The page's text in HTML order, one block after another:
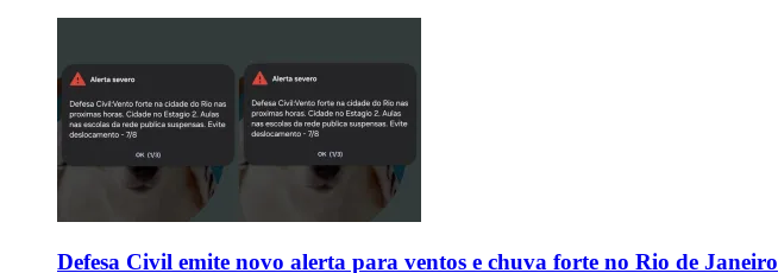
Defesa Civil emite novo alerta para ventos e chuva forte no Rio de Janeiro